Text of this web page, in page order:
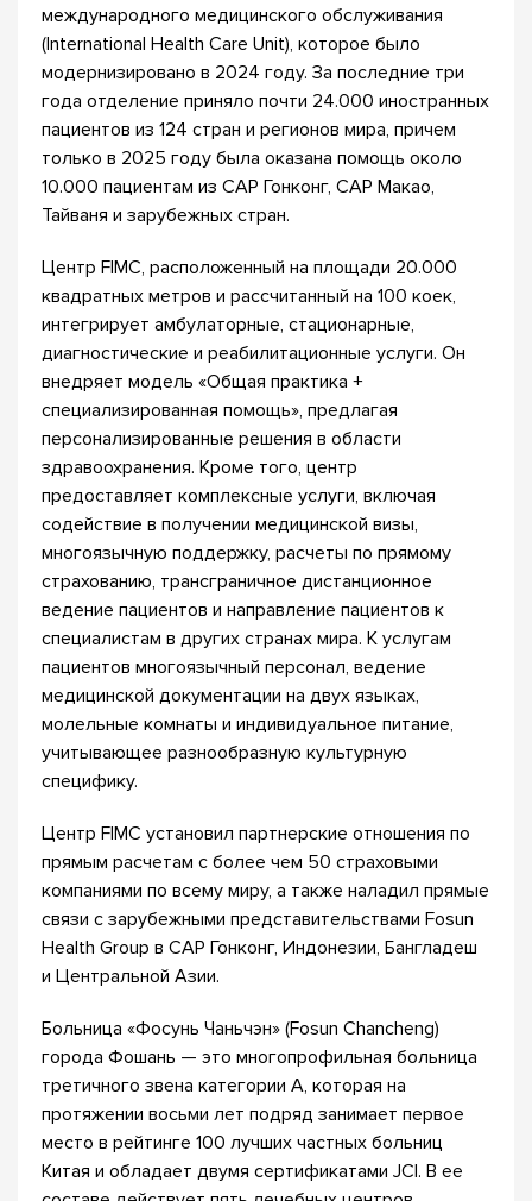
международного медицинского обслуживания
(International Health Care Unit), которое было
модернизировано в 2024 году. За последние три
года отделение приняло почти 24.000 иностранных
пациентов из 124 стран и регионов мира, причем
только в 2025 году была оказана помощь около
10.000 пациентам из САР Гонконг, САР Макао,
Тайваня и зарубежных стран.
Центр FIMC, расположенный на площади 20.000
квадратных метров и рассчитанный на 100 коек,
интегрирует амбулаторные, стационарные,
диагностические и реабилитационные услуги. Он
внедряет модель «Общая практика +
специализированная помощь», предлагая
персонализированные решения в области
здравоохранения. Кроме того, центр
предоставляет комплексные услуги, включая
содействие в получении медицинской визы,
многоязычную поддержку, расчеты по прямому
страхованию, трансграничное дистанционное
ведение пациентов и направление пациентов к
специалистам в других странах мира. К услугам
пациентов многоязычный персонал, ведение
медицинской документации на двух языках,
молельные комнаты и индивидуальное питание,
учитывающее разнообразную культурную
специфику.
Центр FIMC установил партнерские отношения по
прямым расчетам с более чем 50 страховыми
компаниями по всему миру, а также наладил прямые
связи с зарубежными представительствами Fosun
Health Group в САР Гонконг, Индонезии, Бангладеш
и Центральной Азии.
Больница «Фосунь Чаньчэн» (Fosun Chancheng)
города Фошань — это многопрофильная больница
третичного звена категории A, которая на
протяжении восьми лет подряд занимает первое
место в рейтинге 100 лучших частных больниц
Китая и обладает двумя сертификатами JCI. В ее